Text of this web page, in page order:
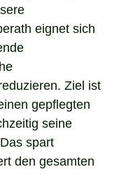
eignet sich
Ziel ist
gepflegten
seine
spart
den gesamten